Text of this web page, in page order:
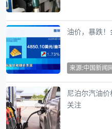
油价，暴跌！
来源:中国新闻
尼泊尔汽油
关注